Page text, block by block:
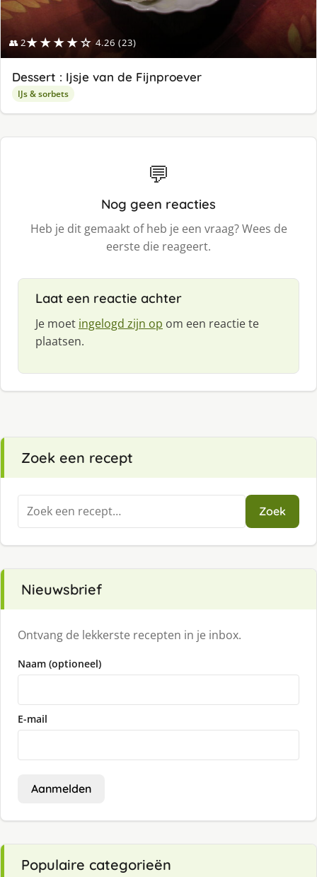
👥 2★★★★☆ 4.26 (23)
Dessert : Ijsje van de Fijnproever
IJs & sorbets
💬
Nog geen reacties
Heb je dit gemaakt of heb je een vraag? Wees de
eerste die reageert.
Laat een reactie achter
Je moet ingelogd zijn op om een reactie te
plaatsen.
Zoek een recept
Zoeken
naar:
Zoek
Nieuwsbrief
Ontvang de lekkerste recepten in je inbox.
Naam (optioneel)
E-mail
Aanmelden
Populaire categorieën